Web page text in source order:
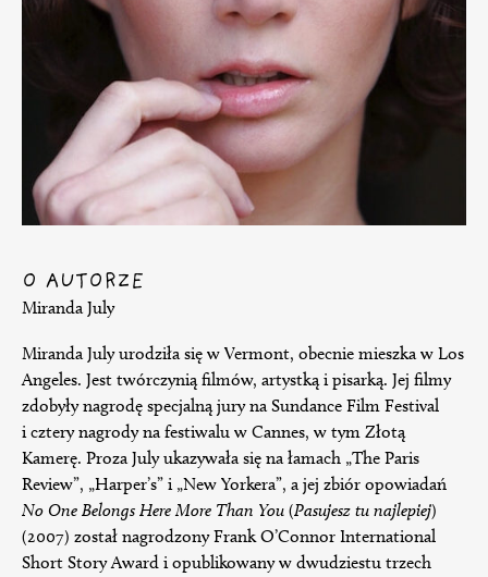
O AUTORZE
Miranda July
Miranda July urodziła się w Vermont, obecnie mieszka w Los
Angeles. Jest twórczynią filmów, artystką i pisarką. Jej filmy
zdobyły nagrodę specjalną jury na Sundance Film Festival
i cztery nagrody na festiwalu w Cannes, w tym Złotą
Kamerę. Proza July ukazywała się na łamach „The Paris
Review”, „Harper’s” i „New Yorkera”, a jej zbiór opowiadań
No One Belongs Here More Than You (Pasujesz tu najlepiej)
(2007) został nagrodzony Frank O’Connor International
Short Story Award i opublikowany w dwudziestu trzech